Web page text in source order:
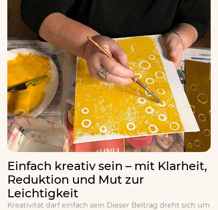
Einfach kreativ sein – mit Klarheit,
Reduktion und Mut zur
Leichtigkeit
Kreativität darf einfach sein Dieser Beitrag dreht sich um